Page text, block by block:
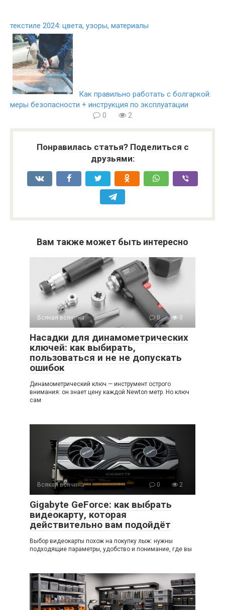
текстиле 2024: цвета, узоры, материалы
Как правильно работать с болгаркой:
меры безопасности + инструкция по эксплуатации
0
2
Понравилась статья? Поделиться с
друзьями:
Вам также может быть интересно
Всякая всячина 0 0
Насадки для динамометрических
ключей: как выбирать,
пользоваться и не не допускать
ошибок
Динамометрический ключ — инструмент острого
внимания: он знает цену каждой Newton·метр. Но ключ
сам
Всякая всячина 0 2
Gigabyte GeForce: как выбрать
видеокарту, которая
действительно вам подойдёт
Выбор видеокарты похож на покупку лыж: нужны
подходящие параметры, удобство и понимание, где вы